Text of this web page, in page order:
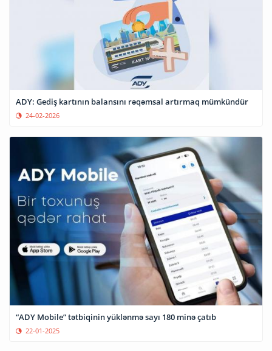
ADY: Gediş kartının balansını rəqəmsal artırmaq mümkündür
24-02-2026
“ADY Mobile” tətbiqinin yüklənmə sayı 180 minə çatıb
22-01-2025